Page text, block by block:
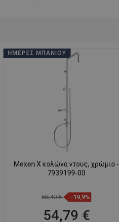
ΗΜΈΡΕΣ ΜΠΆΝΙΟΥ
Mexen X κολώνα ντους, χρώμιο -
7939199-00
68,40 € -19,9%
54,79 €